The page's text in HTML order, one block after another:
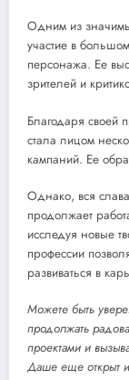
Одним из
участие в
персонажа. Ее
зрителей и
Благодаря своей
стала лицом
кампаний. Ее
Однако, вся
продолжает
исследуя новые
профессии
развиваться в
Можете быть
продолжать
проектами и
Даше еще открыт и